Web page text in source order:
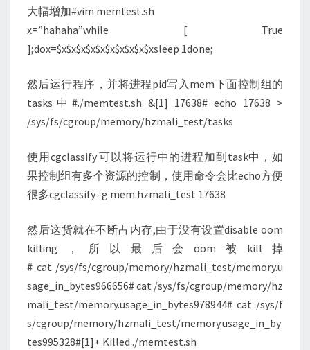
大幅增加#vim memtest.sh
x=”hahaha”while [ True
];dox=$x$x$x$x$x$x$x$x$x$xsleep 1done;
然后运行程序，并将进程pid写入mem下面控制组的
tasks中#./memtest.sh &[1] 17638# echo 17638 >
/sys/fs/cgroup/memory/hzmali_test/tasks
使用cgclassify 可以将运行中的进程加到task中，如
果控制组有多个资源的控制，使用命令会比echo方便
很多cgclassify -g mem:hzmali_test 17638
然后这货就在不断占内存,由于没有设置disable oom
killing，所以最后会oom被kill掉
# cat /sys/fs/cgroup/memory/hzmali_test/memory.u
sage_in_bytes966656# cat /sys/fs/cgroup/memory/hz
mali_test/memory.usage_in_bytes978944# cat /sys/f
s/cgroup/memory/hzmali_test/memory.usage_in_by
tes995328#[1]+ Killed ./memtest.sh